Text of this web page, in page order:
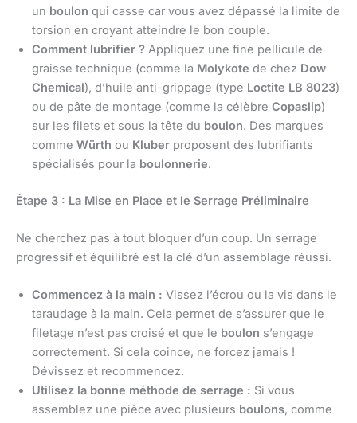
un boulon qui casse car vous avez dépassé la limite de
torsion en croyant atteindre le bon couple.
Comment lubrifier ? Appliquez une fine pellicule de
graisse technique (comme la Molykote de chez Dow
Chemical), d’huile anti-grippage (type Loctite LB 8023)
ou de pâte de montage (comme la célèbre Copaslip)
sur les filets et sous la tête du boulon. Des marques
comme Würth ou Kluber proposent des lubrifiants
spécialisés pour la boulonnerie.
Étape 3 : La Mise en Place et le Serrage Préliminaire
Ne cherchez pas à tout bloquer d’un coup. Un serrage
progressif et équilibré est la clé d’un assemblage réussi.
Commencez à la main : Vissez l’écrou ou la vis dans le
taraudage à la main. Cela permet de s’assurer que le
filetage n’est pas croisé et que le boulon s’engage
correctement. Si cela coince, ne forcez jamais !
Dévissez et recommencez.
Utilisez la bonne méthode de serrage : Si vous
assemblez une pièce avec plusieurs boulons, comme